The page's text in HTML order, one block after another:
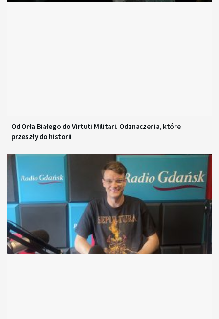
Od Orła Białego do Virtuti Militari. Odznaczenia, które
przeszły do historii